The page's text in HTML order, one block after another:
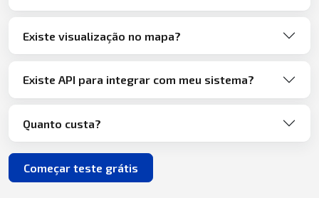
Existe visualização no mapa?
Existe API para integrar com meu sistema?
Quanto custa?
Começar teste grátis